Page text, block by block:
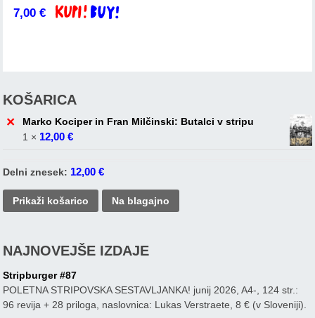
7,00€ Dodaj v košarico
KOŠARICA
×
Marko Kociper in Fran Milčinski: Butalci v stripu
1 × 12,00€
Delni znesek: 12,00€
Prikaži košarico Na blagajno
NAJNOVEJŠE IZDAJE
Stripburger #87
POLETNA STRIPOVSKA SESTAVLJANKA! junij 2026, A4-, 124 str.:
96 revija + 28 priloga, naslovnica: Lukas Verstraete, 8 € (v Sloveniji).